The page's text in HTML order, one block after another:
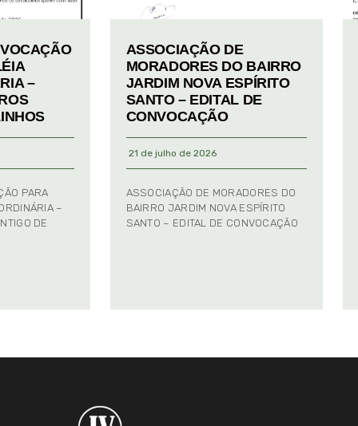
–
PARA
–
DE
ASSOCIAÇÃO DE
MORADORES DO BAIRRO
JARDIM NOVA ESPÍRITO
SANTO – EDITAL DE
CONVOCAÇÃO
21 de julho de 2026
ASSOCIAÇÃO DE MORADORES DO
BAIRRO JARDIM NOVA ESPÍRITO
SANTO – EDITAL DE CONVOCAÇÃO